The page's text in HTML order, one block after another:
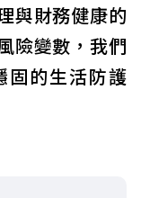
與財務健康的
險變數，我們
固的生活防護